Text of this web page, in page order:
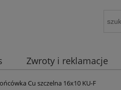
Zwroty i reklamacje
Inteligentny dom
Cu szczelna 16x10 KU-F